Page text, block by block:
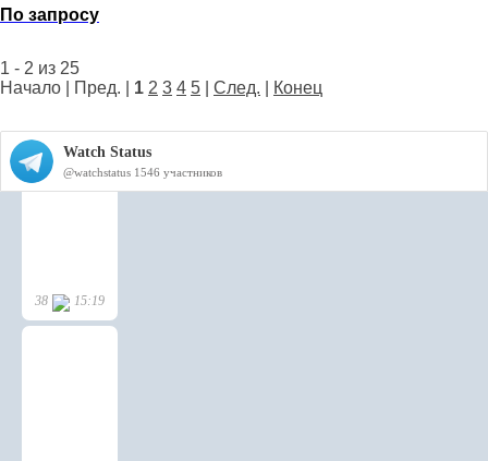
По запросу
1 - 2 из 25
Начало | Пред. | 1 2 3 4 5 След. Конец